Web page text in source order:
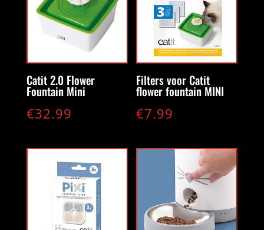
Catit 2.0 Flower
Fountain Mini
€32.99
Filters voor Catit
flower fountain MINI
€7.99